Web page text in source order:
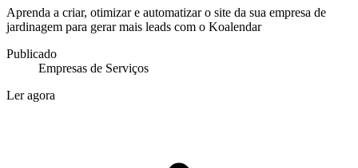
Aprenda a criar, otimizar e automatizar o site da sua empresa de
jardinagem para gerar mais leads com o Koalendar
Publicado
Empresas de Serviços
Ler agora